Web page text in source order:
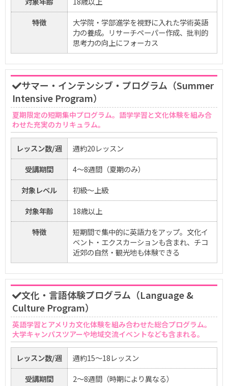
特徴
大学院・学部進学を視野に入れた学術英語
力の養成。リサーチペーパー作成、批判的
思考力の向上にフォーカス
サマー・インテンシブ・プログラム（Summer
Intensive Program）
夏期限定の短期集中プログラム。語学学習と文化体験を組み合
わせた充実のカリキュラム。
レッスン数/週
週約20レッスン
受講期間
4〜8週間（夏期のみ）
対象レベル
初級〜上級
対象年齢
18歳以上
特徴
短期間で集中的に英語力をアップ。文化イ
ベント・エクスカーションも含まれ、チコ
近郊の自然・観光地も体験できる
文化・言語体験プログラム（Language &
Culture Program）
英語学習とアメリカ文化体験を組み合わせた総合プログラム。
大学キャンパスツアーや地域交流イベントなども含まれる。
レッスン数/週
週約15〜18レッスン
受講期間
2〜8週間（時期により異なる）